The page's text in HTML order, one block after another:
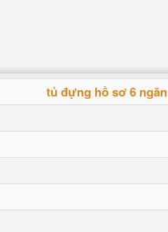
tủ đựng hồ sơ 6 ngăn